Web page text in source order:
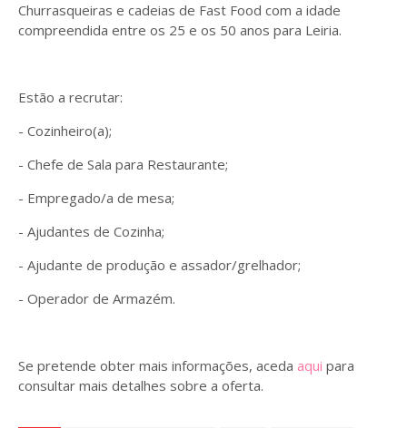
Churrasqueiras e cadeias de Fast Food com a idade
compreendida entre os 25 e os 50 anos para Leiria.
Estão a recrutar:
- Cozinheiro(a);
- Chefe de Sala para Restaurante;
- Empregado/a de mesa;
- Ajudantes de Cozinha;
- Ajudante de produção e assador/grelhador;
- Operador de Armazém.
Se pretende obter mais informações, aceda aqui para
consultar mais detalhes sobre a oferta.